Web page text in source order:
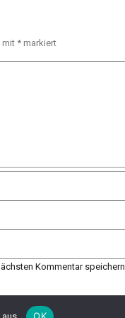
mit * markiert
Kommentar speichern.